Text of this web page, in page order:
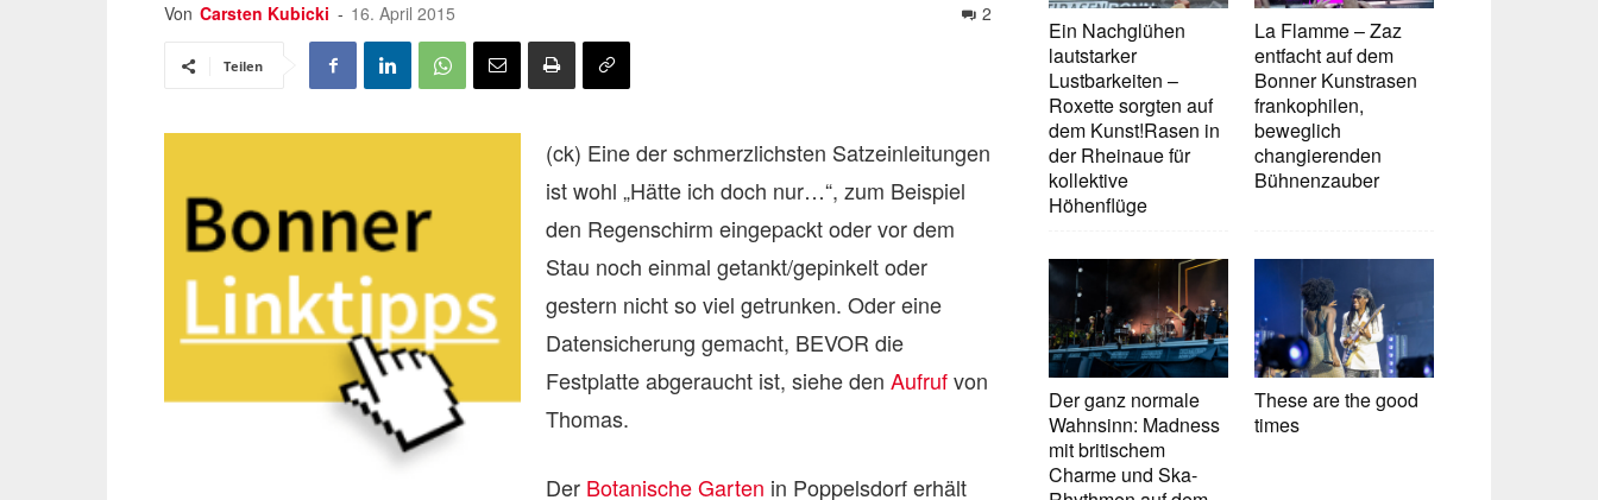
Von Carsten Kubicki - 16. April 2015 2
Teilen
(ck) Eine der schmerzlichsten Satzeinleitungen
ist wohl „Hätte ich doch nur…“, zum Beispiel
den Regenschirm eingepackt oder vor dem
Stau noch einmal getankt/gepinkelt oder
gestern nicht so viel getrunken. Oder eine
Datensicherung gemacht, BEVOR die
Festplatte abgeraucht ist, siehe den Aufrufvon
Thomas.
Der Botanische Garten in Poppelsdorf erhält
Ein Nachglühen
lautstarker
Lustbarkeiten –
Roxette sorgten auf
dem Kunst!Rasen in
der Rheinaue für
kollektive
Höhenflüge
La Flamme – Zaz
entfacht auf dem
Bonner Kunstrasen
frankophilen,
beweglich
changierenden
Bühnenzauber
Der ganz normale
Wahnsinn: Madness
mit britischem
Charme und Ska-
These are the good
times